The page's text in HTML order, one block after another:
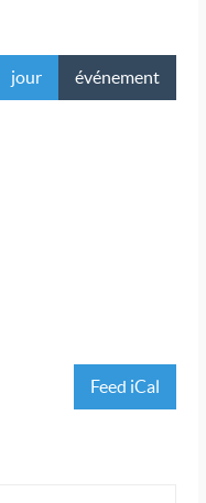
jour événement
Feed iCal